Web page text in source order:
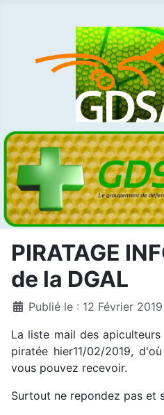
PIRATAGE
de la DGAL
DétailsPublié le : 12 Février 2019
La liste mail des
piratée hier11/02/2019,
vous pouvez recevoir.
Surtout ne repondez pas et